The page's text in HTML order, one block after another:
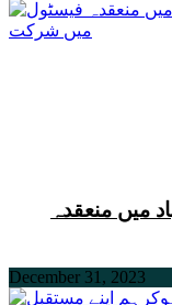
میں منعقدہ
December 31, 2023